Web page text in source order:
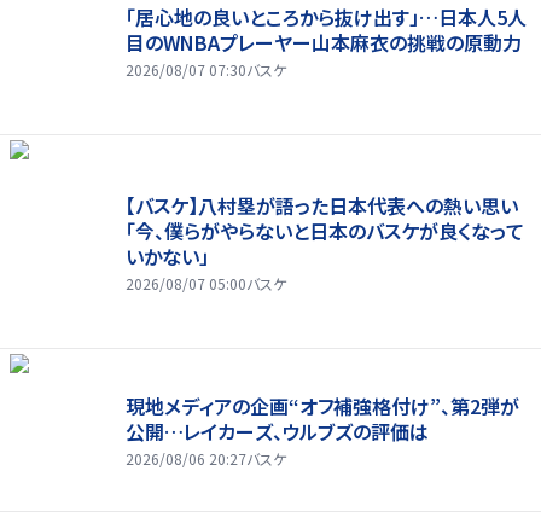
「居心地の良いところから抜け出す」…日本人5人
目のWNBAプレーヤー山本麻衣の挑戦の原動力
2026/08/07 07:30バスケ
【バスケ】八村塁が語った日本代表への熱い思い
「今、僕らがやらないと日本のバスケが良くなって
いかない」
2026/08/07 05:00バスケ
現地メディアの企画“オフ補強格付け”、第2弾が
公開…レイカーズ、ウルブズの評価は
2026/08/06 20:27バスケ